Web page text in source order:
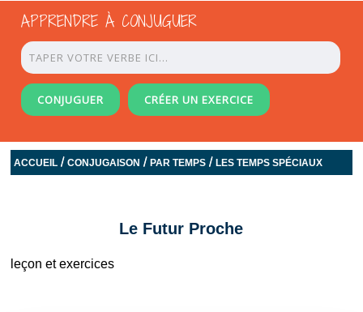
APPRENDRE À CONJUGUER
CONJUGUER CRÉER UN EXERCICE
ACCUEIL /CONJUGAISON /PAR TEMPS /LES TEMPS SPÉCIAUX
Le Futur Proche
leçon et exercices